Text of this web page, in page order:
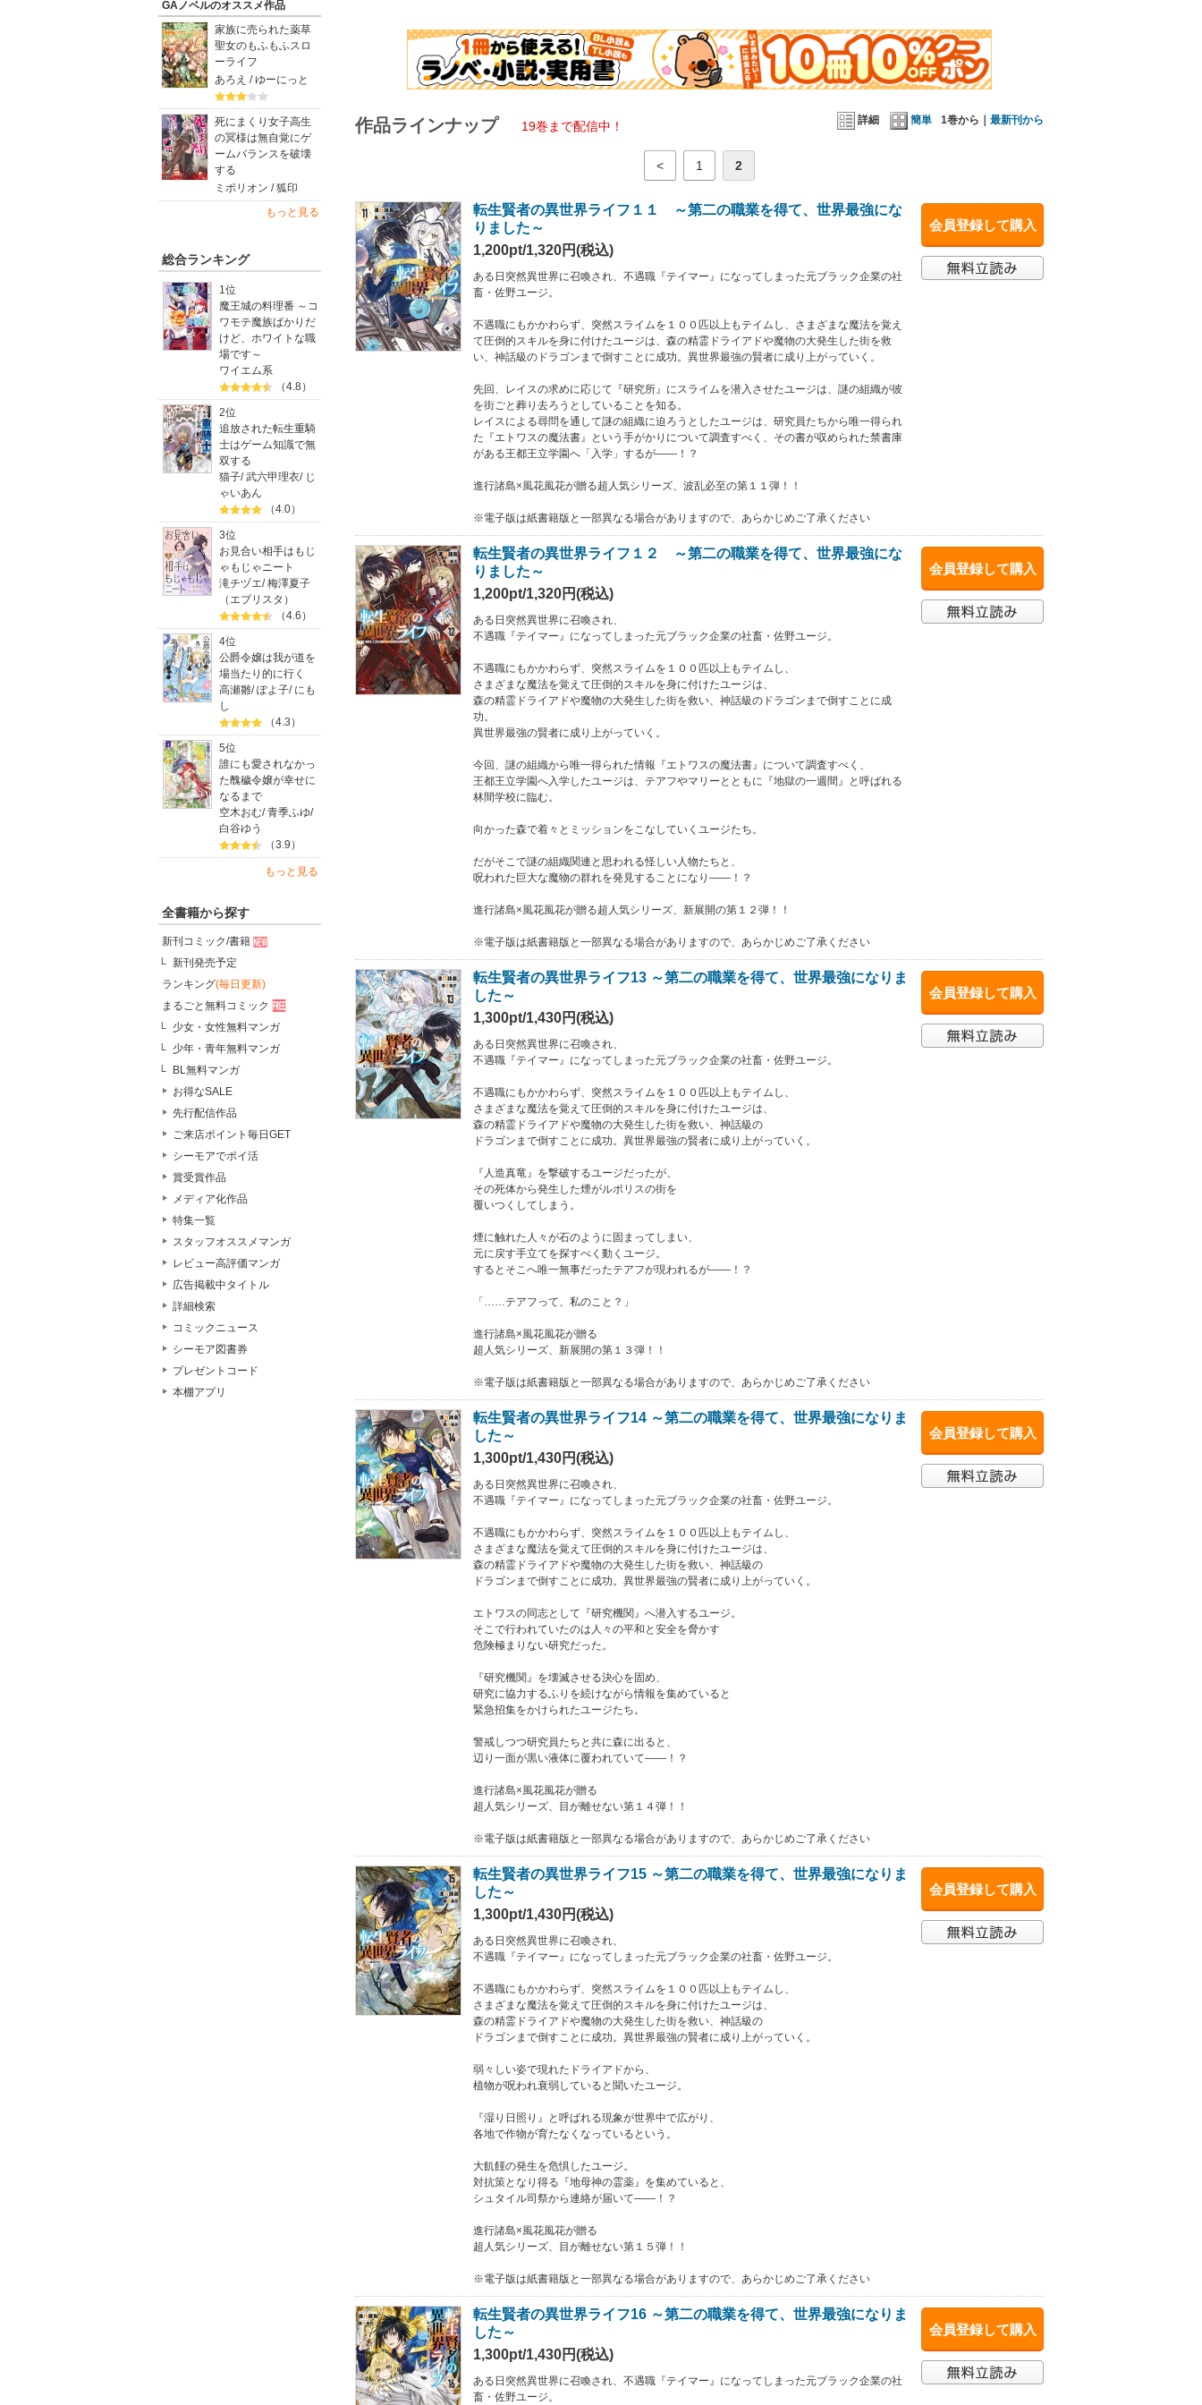
GAノベルのオススメ作品
家族に売られた薬草
聖女のもふもふスロ
ーライフ
あろえ / ゆーにっと
死にまくり女子高生
の冥様は無自覚にゲ
ームバランスを破壊
する
ミポリオン / 狐印
もっと見る
総合ランキング
1位
魔王城の料理番 ～コ
ワモテ魔族ばかりだ
けど、ホワイトな職
場です～
ワイエム系
（4.8）
2位
追放された転生重騎
士はゲーム知識で無
双する
猫子/武六甲理衣/ じ
ゃいあん
（4.0）
3位
お見合い相手はもじ
ゃもじゃニート
滝チヅエ/梅澤夏子
（エブリスタ）
（4.6）
4位
公爵令嬢は我が道を
場当たり的に行く
高瀬雛/ぽよ子/ にも
し
（4.3）
5位
誰にも愛されなかっ
た醜穢令嬢が幸せに
なるまで
空木おむ/青季ふゆ/
白谷ゆう
（3.9）
もっと見る
全書籍から探す
新刊コミック/書籍
新刊発売予定
ランキング(毎日更新)
まるごと無料コミック
少女・女性無料マンガ
少年・青年無料マンガ
BL無料マンガ
お得なSALE
先行配信作品
ご来店ポイント毎日GET
シーモアでポイ活
賞受賞作品
メディア化作品
特集一覧
スタッフオススメマンガ
レビュー高評価マンガ
広告掲載中タイトル
詳細検索
コミックニュース
シーモア図書券
プレゼントコード
本棚アプリ
無事に呪われた『地母神の霊薬』を回収し終え、公国を脱出しようとするユージたちだったが、突如発生した黒い結界に阻まれてしまい
進行諸島×風花風花が贈る超人気シリーズ、目が離せない第１６弾！！
※電子版は紙書籍版と一部異なる場合がありますので、あらかじめご了承ください 詳細 簡単 1巻から｜ 最新刊から
作品ラインナップ 19巻まで配信中！
< 1 2
会員登録して購入
転生賢者の異世界ライフ１１ ～第二の職業を得て、世界最強にな
りました～
1,200pt/1,320円(税込)
ある日突然異世界に召喚され、不遇職『テイマー』になってしまった元ブラック企業の社
畜・佐野ユージ。
不遇職にもかかわらず、突然スライムを１００匹以上もテイムし、さまざまな魔法を覚え
て圧倒的スキルを身に付けたユージは、森の精霊ドライアドや魔物の大発生した街を救
い、神話級のドラゴンまで倒すことに成功。異世界最強の賢者に成り上がっていく。
先回、レイスの求めに応じて『研究所』にスライムを潜入させたユージは、謎の組織が彼
を街ごと葬り去ろうとしていることを知る。
レイスによる尋問を通して謎の組織に迫ろうとしたユージは、研究員たちから唯一得られ
た『エトワスの魔法書』という手がかりについて調査すべく、その書が収められた禁書庫
がある王都王立学園へ「入学」するが――！？
進行諸島×風花風花が贈る超人気シリーズ、波乱必至の第１１弾！！
※電子版は紙書籍版と一部異なる場合がありますので、あらかじめご了承ください
会員登録して購入
転生賢者の異世界ライフ１２ ～第二の職業を得て、世界最強にな
りました～
1,200pt/1,320円(税込)
ある日突然異世界に召喚され、
不遇職『テイマー』になってしまった元ブラック企業の社畜・佐野ユージ。
不遇職にもかかわらず、突然スライムを１００匹以上もテイムし、
さまざまな魔法を覚えて圧倒的スキルを身に付けたユージは、
森の精霊ドライアドや魔物の大発生した街を救い、神話級のドラゴンまで倒すことに成
功。
異世界最強の賢者に成り上がっていく。
今回、謎の組織から唯一得られた情報『エトワスの魔法書』について調査すべく、
王都王立学園へ入学したユージは、テアフやマリーとともに『地獄の一週間』と呼ばれる
林間学校に臨む。
向かった森で着々とミッションをこなしていくユージたち。
だがそこで謎の組織関連と思われる怪しい人物たちと、
呪われた巨大な魔物の群れを発見することになり――！？
進行諸島×風花風花が贈る超人気シリーズ、新展開の第１２弾！！
※電子版は紙書籍版と一部異なる場合がありますので、あらかじめご了承ください
会員登録して購入
転生賢者の異世界ライフ13 ～第二の職業を得て、世界最強になりま
した～
1,300pt/1,430円(税込)
ある日突然異世界に召喚され、
不遇職『テイマー』になってしまった元ブラック企業の社畜・佐野ユージ。
不遇職にもかかわらず、突然スライムを１００匹以上もテイムし、
さまざまな魔法を覚えて圧倒的スキルを身に付けたユージは、
森の精霊ドライアドや魔物の大発生した街を救い、神話級の
ドラゴンまで倒すことに成功。異世界最強の賢者に成り上がっていく。
『人造真竜』を撃破するユージだったが、
その死体から発生した煙がルポリスの街を
覆いつくしてしまう。
煙に触れた人々が石のように固まってしまい、
元に戻す手立てを探すべく動くユージ。
するとそこへ唯一無事だったテアフが現われるが――！？
「……テアフって、私のこと？」
進行諸島×風花風花が贈る
超人気シリーズ、新展開の第１３弾！！
※電子版は紙書籍版と一部異なる場合がありますので、あらかじめご了承ください
会員登録して購入
転生賢者の異世界ライフ14 ～第二の職業を得て、世界最強になりま
した～
1,300pt/1,430円(税込)
ある日突然異世界に召喚され、
不遇職『テイマー』になってしまった元ブラック企業の社畜・佐野ユージ。
不遇職にもかかわらず、突然スライムを１００匹以上もテイムし、
さまざまな魔法を覚えて圧倒的スキルを身に付けたユージは、
森の精霊ドライアドや魔物の大発生した街を救い、神話級の
ドラゴンまで倒すことに成功。異世界最強の賢者に成り上がっていく。
エトワスの同志として『研究機関』へ潜入するユージ。
そこで行われていたのは人々の平和と安全を脅かす
危険極まりない研究だった。
『研究機関』を壊滅させる決心を固め、
研究に協力するふりを続けながら情報を集めていると
緊急招集をかけられたユージたち。
警戒しつつ研究員たちと共に森に出ると、
辺り一面が黒い液体に覆われていて――！？
進行諸島×風花風花が贈る
超人気シリーズ、目が離せない第１４弾！！
※電子版は紙書籍版と一部異なる場合がありますので、あらかじめご了承ください
会員登録して購入
転生賢者の異世界ライフ15 ～第二の職業を得て、世界最強になりま
した～
1,300pt/1,430円(税込)
ある日突然異世界に召喚され、
不遇職『テイマー』になってしまった元ブラック企業の社畜・佐野ユージ。
不遇職にもかかわらず、突然スライムを１００匹以上もテイムし、
さまざまな魔法を覚えて圧倒的スキルを身に付けたユージは、
森の精霊ドライアドや魔物の大発生した街を救い、神話級の
ドラゴンまで倒すことに成功。異世界最強の賢者に成り上がっていく。
弱々しい姿で現れたドライアドから、
植物が呪われ衰弱していると聞いたユージ。
『湿り日照り』と呼ばれる現象が世界中で広がり、
各地で作物が育たなくなっているという。
大飢饉の発生を危惧したユージ。
対抗策となり得る『地母神の霊薬』を集めていると、
シュタイル司祭から連絡が届いて――！？
進行諸島×風花風花が贈る
超人気シリーズ、目が離せない第１５弾！！
※電子版は紙書籍版と一部異なる場合がありますので、あらかじめご了承ください
会員登録して購入
転生賢者の異世界ライフ16 ～第二の職業を得て、世界最強になりま
した～
1,300pt/1,430円(税込)
ある日突然異世界に召喚され、不遇職『テイマー』になってしまった元ブラック企業の社
畜・佐野ユージ。